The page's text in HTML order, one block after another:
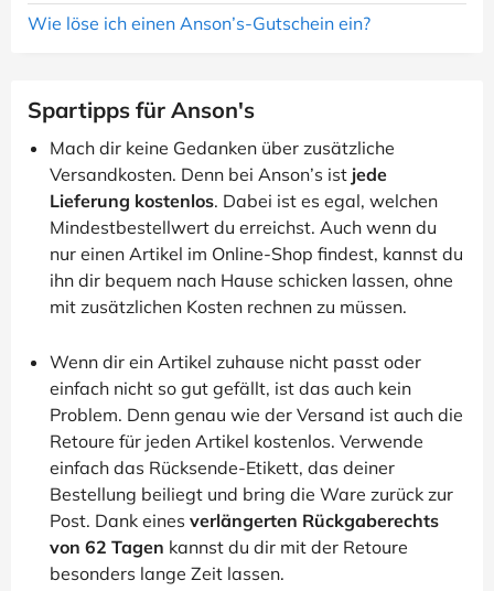
Wie löse ich einen Anson’s-Gutschein ein?
Spartipps für Anson's
Mach dir keine Gedanken über zusätzliche
Versandkosten. Denn bei Anson’s ist jede
Lieferung kostenlos. Dabei ist es egal, welchen
Mindestbestellwert du erreichst. Auch wenn du
nur einen Artikel im Online-Shop findest, kannst du
ihn dir bequem nach Hause schicken lassen, ohne
mit zusätzlichen Kosten rechnen zu müssen.
Wenn dir ein Artikel zuhause nicht passt oder
einfach nicht so gut gefällt, ist das auch kein
Problem. Denn genau wie der Versand ist auch die
Retoure für jeden Artikel kostenlos. Verwende
einfach das Rücksende-Etikett, das deiner
Bestellung beiliegt und bring die Ware zurück zur
Post. Dank eines verlängerten Rückgaberechts
von 62 Tagen kannst du dir mit der Retoure
besonders lange Zeit lassen.